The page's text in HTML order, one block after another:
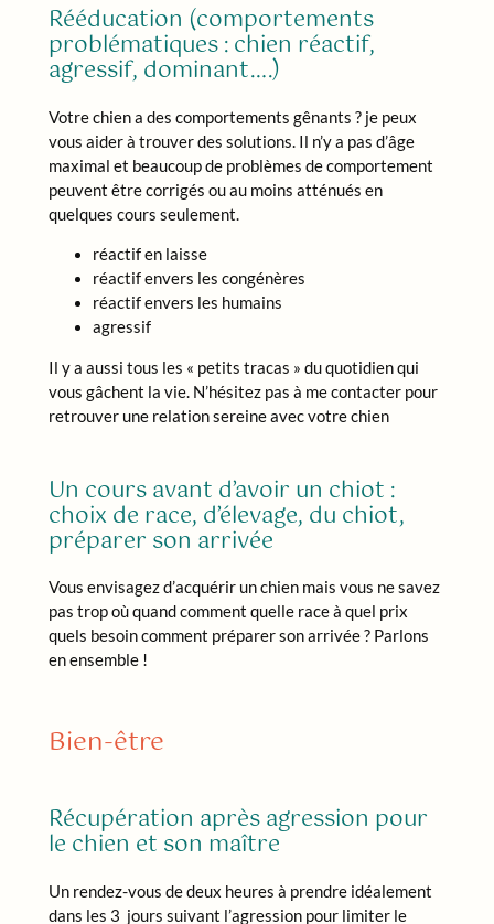
Rééducation (comportements
problématiques : chien réactif,
agressif, dominant….)
Votre chien a des comportements gênants ? je peux
vous aider à trouver des solutions. Il n’y a pas d’âge
maximal et beaucoup de problèmes de comportement
peuvent être corrigés ou au moins atténués en
quelques cours seulement.
réactif en laisse
réactif envers les congénères
réactif envers les humains
agressif
Il y a aussi tous les « petits tracas » du quotidien qui
vous gâchent la vie. N’hésitez pas à me contacter pour
retrouver une relation sereine avec votre chien
Un cours avant d’avoir un chiot :
choix de race, d’élevage, du chiot,
préparer son arrivée
Vous envisagez d’acquérir un chien mais vous ne savez
pas trop où quand comment quelle race à quel prix
quels besoin comment préparer son arrivée ? Parlons
en ensemble !
Bien-être
Récupération après agression pour
le chien et son maître
Un rendez-vous de deux heures à prendre idéalement
dans les 3 jours suivant l’agression pour limiter le